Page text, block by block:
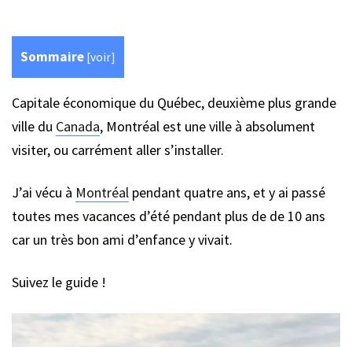
Sommaire [voir]
Capitale économique du Québec, deuxième plus grande
ville du Canada, Montréal est une ville à absolument
visiter, ou carrément aller s’installer.
J’ai vécu à Montréal pendant quatre ans, et y ai passé
toutes mes vacances d’été pendant plus de de 10 ans
car un très bon ami d’enfance y vivait.
Suivez le guide !